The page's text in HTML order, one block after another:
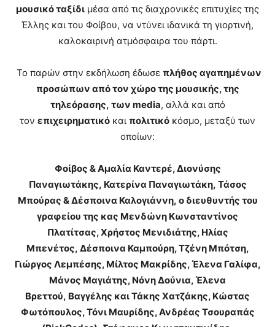
μουσικό ταξίδι μέσα από τις διαχρονικές επιτυχίες της
Έλλης και του Φοίβου, να ντύνει ιδανικά τη γιορτινή,
καλοκαιρινή ατμόσφαιρα του πάρτι.
Το παρών στην εκδήλωση έδωσε πλήθος αγαπημένων
προσώπων από τον χώρο της μουσικής, της
τηλεόρασης, των media, αλλά και από
τον επιχειρηματικό και πολιτικό κόσμο, μεταξύ των
οποίων:
Φοίβος & Αμαλία Καντερέ, Διονύσης
Παναγιωτάκης, Κατερίνα Παναγιωτάκη, Τάσος
Μπούρας & Δέσποινα Καλογιάννη, ο διευθυντής του
γραφείου της κας Μενδώνη Κωνσταντίνος
Πλατίτσας, Χρήστος Μενιδιάτης, Ηλίας
Μπενέτος, Δέσποινα Καμπούρη, Τζένη Μπότση,
Γιώργος Λεμπέσης, Μίλτος Μακρίδης, Έλενα Γαλίφα,
Μάνος Μαγιάτης, Νόνη Δούνια, Έλενα
Βρεττού, Βαγγέλης και Τάκης Χατζάκης, Κώστας
Φωτόπουλος, Τόνι Μαυρίδης, Ανδρέας Τσουραπάς